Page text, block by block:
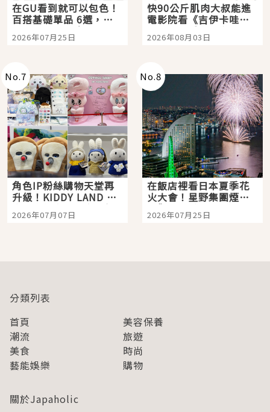
在GU看到就可以包色！
百搭基礎單品 6選，閉
眼全收也不心疼
2026年07月25日
快90公斤肌肉大叔能進
電影院看《吉伊卡哇》
嗎？日本重金屬樂團
「打首」會長與nagano
2026年08月03日
No.7
角色IP粉絲購物天堂再
升級！KIDDY LAND 原
宿店吉伊卡哇迎客，新
開幕 OMOKADO 店3分
2026年07月07日
No.8
在飯店裡看日本夏季花
火大會！星野集團煙火
景觀飯店6選，讓你不用
人擠人悠閒欣賞
2026年07月25日
分類列表
首頁
美容保養
潮流
旅遊
美食
時尚
藝能娛樂
購物
關於Japaholic